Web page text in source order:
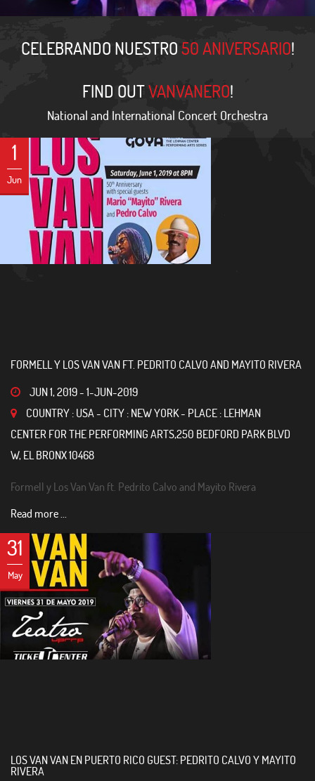
CELEBRANDO NUESTRO50 ANIVERSARIO!
FIND OUTVANVANERO!
National and International Concert Orchestra
1
Jun
FORMELL Y LOS VAN VAN FT. PEDRITO CALVO AND MAYITO RIVERA
JUN 1, 2019-1-JUN-2019
COUNTRY : USA - CITY : NEW YORK - PLACE : LEHMAN
CENTER FOR THE PERFORMING ARTS,250 BEDFORD PARK BLVD
W, EL BRONX 10468
Formell y Los Van Van ft. Pedrito Calvo and Mayito Rivera
Read more ...
31
May
LOS VAN VAN EN PUERTO RICO GUEST: PEDRITO CALVO Y MAYITO
RIVERA